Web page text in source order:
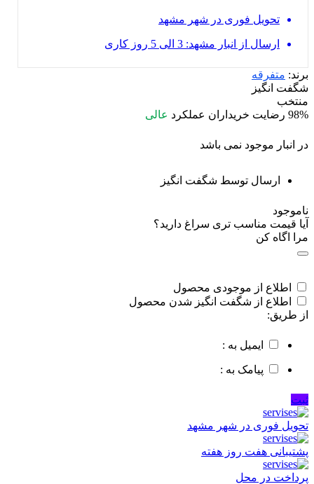
تحویل فوری در شهر مشهد
ارسال از انبار مشهد: 3 الی 5 روز کاری
برند: متفرقه
شگفت انگیز
منتخب
98% رضایت خریداران عملکرد عالی
در انبار موجود نمی باشد
ارسال توسط شگفت انگیز
ناموجود
آیا قیمت مناسب تری سراغ دارید؟
مرا اگاه کن
اطلاع از موجودی محصول
اطلاع از شگفت انگیز شدن محصول
از طریق:
ایمیل به :
پیامک به :
ثبت
تحویل فوری در شهر مشهد
پشتیبانی هفت روز هفته
پرداخت در محل